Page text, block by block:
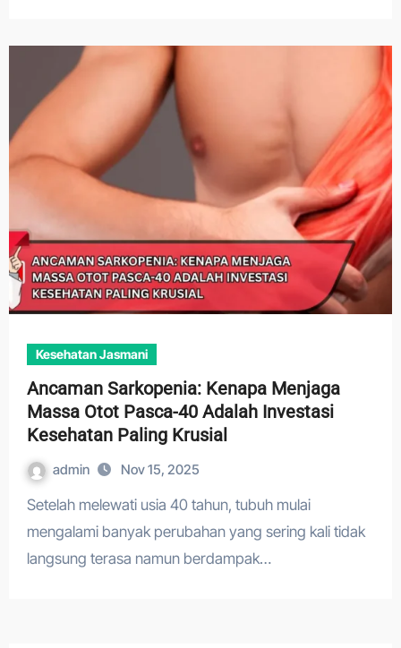
Kesehatan Jasmani
Ancaman Sarkopenia: Kenapa Menjaga
Massa Otot Pasca-40 Adalah Investasi
Kesehatan Paling Krusial
admin Nov 15, 2025
Setelah melewati usia 40 tahun, tubuh mulai
mengalami banyak perubahan yang sering kali tidak
langsung terasa namun berdampak…